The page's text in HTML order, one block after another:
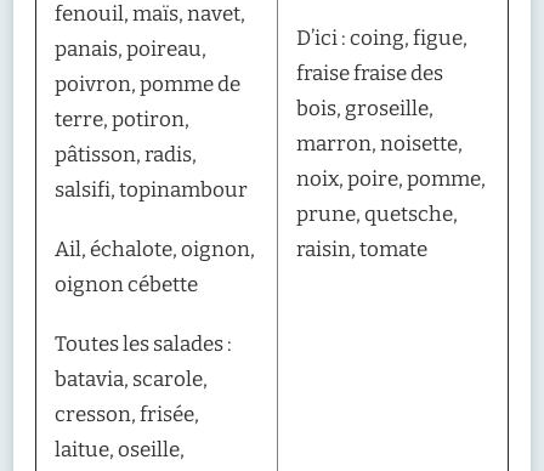
fenouil, maïs, navet,
panais, poireau,
poivron, pomme de
terre, potiron,
pâtisson, radis,
salsifi, topinambour
Ail, échalote, oignon,
oignon cébette
Toutes les salades :
batavia, scarole,
cresson, frisée,
laitue, oseille,
D’ici : coing, figue,
fraise fraise des
bois, groseille,
marron, noisette,
noix, poire, pomme,
prune, quetsche,
raisin, tomate